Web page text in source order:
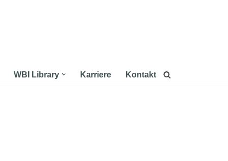
WBI Library Karriere Kontakt